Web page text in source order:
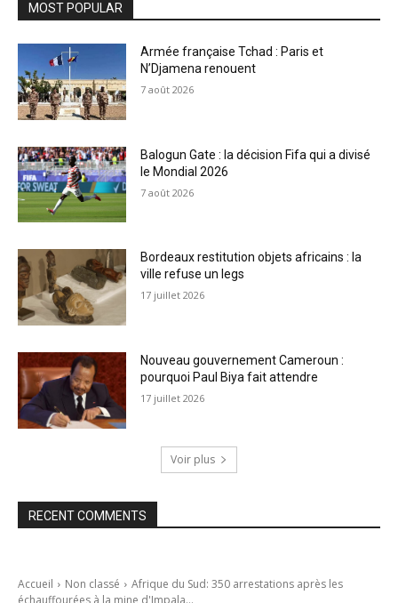
MOST POPULAR
Armée française Tchad : Paris et
N’Djamena renouent
7 août 2026
Balogun Gate : la décision Fifa qui a divisé
le Mondial 2026
7 août 2026
Bordeaux restitution objets africains : la
ville refuse un legs
17 juillet 2026
Nouveau gouvernement Cameroun :
pourquoi Paul Biya fait attendre
17 juillet 2026
Voir plus
RECENT COMMENTS